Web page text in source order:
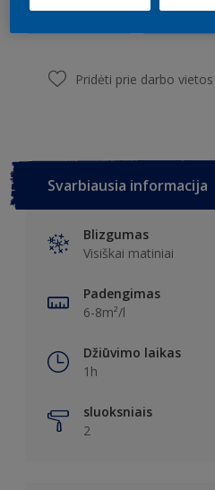
Pridėti prie darbo vietos
Svarbiausia informacija
Blizgumas
Visiškai matiniai
Padengimas
6-8m²/l
Džiūvimo laikas
1h
sluoksniais
2